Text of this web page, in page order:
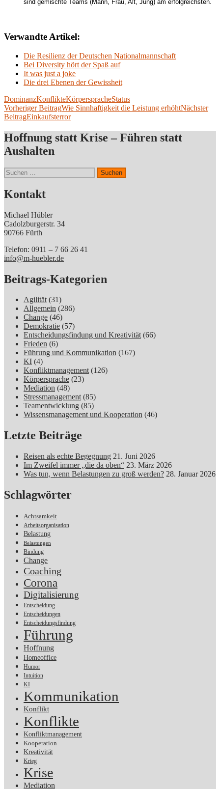
sind gemischte Teams (Mann, Frau, Alt, Jung) am erfolgreichsten.
Verwandte Artikel:
Die Resilienz der Deutschen Nationalmannschaft
Bei Diversity hört der Spaß auf
It was just a joke
Die drei Ebenen der Gewissheit
DominanzKonflikteKörperspracheStatus
Beitragsnavigation
Vorheriger BeitragWie Sinnhaftigkeit die Leistung erhöhtNächster
BeitragEinkaufsterror
Hoffnung statt Krise – Führen statt
Aushalten
Suchen
nach:
Kontakt
Michael Hübler
Cadolzburgerstr. 34
90766 Fürth
Telefon: 0911 – 7 66 26 41
info@m-huebler.de
Beitrags-Kategorien
Agilität(31)
Allgemein (286)
Change (46)
Demokratie (57)
Entscheidungsfindung und Kreativität(66)
Frieden (6)
Führung und Kommunikation (167)
KI (4)
Konfliktmanagement(126)
Körpersprache (23)
Mediation (48)
Stressmanagement(85)
Teamentwicklung (85)
Wissensmanagement und Kooperation (46)
Letzte Beiträge
Reisen als echte Begegnung 21. Juni 2026
Im Zweifel immer „die da oben“ 23. März 2026
Was tun, wenn Belastungen zu groß werden? 28. Januar 2026
Schlagwörter
Achtsamkeit
Arbeitsorganisation
Belastung
Belastungen
Bindung
Change
Coaching
Corona
Digitalisierung
Entscheidung
Entscheidungen
Entscheidungsfindung
Führung
Hoffnung
Homeoffice
Humor
Intuition
KI
Kommunikation
Konflikt
Konflikte
Konfliktmanagement
Kooperation
Kreativität
Krieg
Krise
Mediation